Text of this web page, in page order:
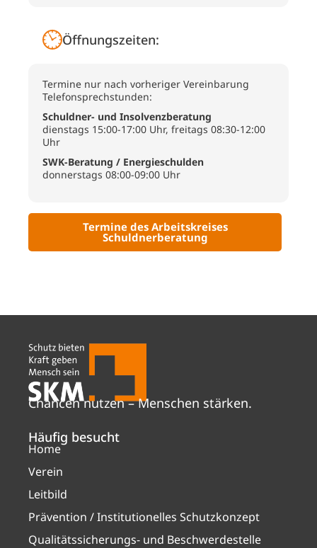
Öffnungszeiten:
Termine nur nach vorheriger Vereinbarung
Telefonsprechstunden:
Schuldner- und Insolvenzberatung
dienstags 15:00-17:00 Uhr, freitags 08:30-12:00
Uhr
SWK-Beratung / Energieschulden
donnerstags 08:00-09:00 Uhr
Termine des Arbeitskreises
Schuldnerberatung
Chancen nutzen – Menschen stärken.
Häufig besucht
Home
Verein
Leitbild
Prävention / Institutionelles Schutzkonzept
Qualitätssicherungs- und Beschwerdestelle